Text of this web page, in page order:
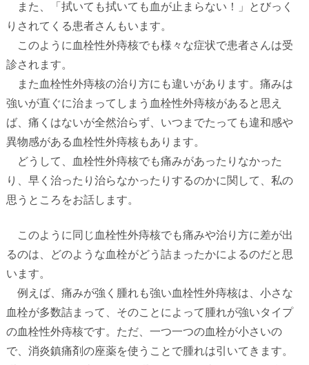
また、「拭いても拭いても血が止まらない！」とびっく
りされてくる患者さんもいます。
このように血栓性外痔核でも様々な症状で患者さんは受
診されます。
また血栓性外痔核の治り方にも違いがあります。痛みは
強いが直ぐに治まってしまう血栓性外痔核があると思え
ば、痛くはないが全然治らず、いつまでたっても違和感や
異物感がある血栓性外痔核もあります。
どうして、血栓性外痔核でも痛みがあったりなかった
り、早く治ったり治らなかったりするのかに関して、私の
思うところをお話します。
このように同じ血栓性外痔核でも痛みや治り方に差が出
るのは、どのような血栓がどう詰まったかによるのだと思
います。
例えば、痛みが強く腫れも強い血栓性外痔核は、小さな
血栓が多数詰まって、そのことによって腫れが強いタイプ
の血栓性外痔核です。ただ、一つ一つの血栓が小さいの
で、消炎鎮痛剤の座薬を使うことで腫れは引いてきます。